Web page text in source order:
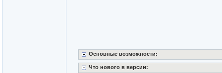
Основные возможности:
Что нового в версии: